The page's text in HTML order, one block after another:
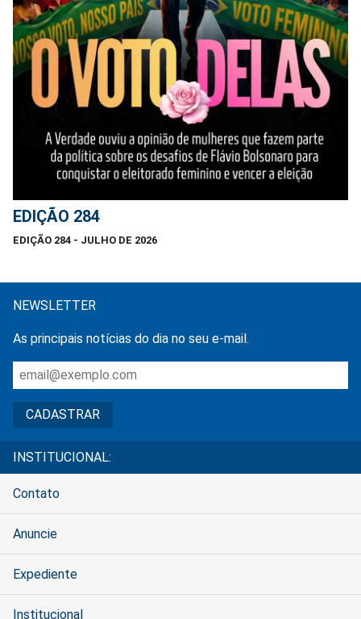
EDIÇÃO 284
EDIÇÃO 284 - JULHO DE 2026
NEWSLETTER
As principais notícias do dia no seu e-mail.
INSTITUCIONAL:
Contato
Anuncie
Expediente
Institucional